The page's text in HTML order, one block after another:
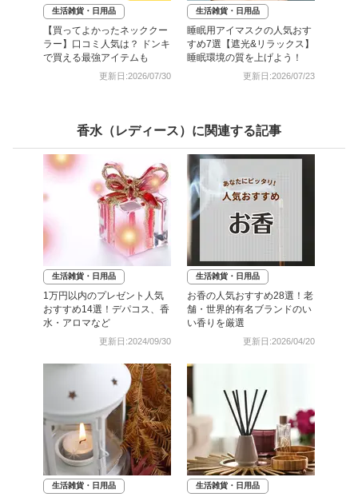
生活雑貨・日用品
【買ってよかったネッククー
ラー】口コミ人気は？ ドンキ
で買える最強アイテムも
更新日:2026/07/30
生活雑貨・日用品
睡眠用アイマスクの人気おす
すめ7選【遮光&リラックス】
睡眠環境の質を上げよう！
更新日:2026/07/23
香水（レディース）に関連する記事
生活雑貨・日用品
1万円以内のプレゼント人気
おすすめ14選！デパコス、香
水・アロマなど
更新日:2024/09/30
生活雑貨・日用品
お香の人気おすすめ28選！老
舗・世界的有名ブランドのい
い香りを厳選
更新日:2026/04/20
生活雑貨・日用品 生活雑貨・日用品